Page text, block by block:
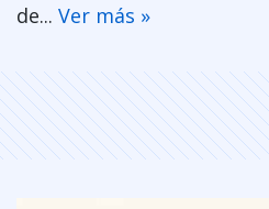
de... Ver más »